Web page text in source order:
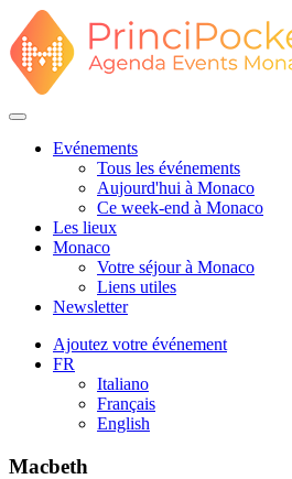
Evénements
Tous les événements
Aujourd'hui à Monaco
Ce week-end à Monaco
Les lieux
Monaco
Votre séjour à Monaco
Liens utiles
Newsletter
Ajoutez votre événement
FR
Italiano
Français
English
Macbeth